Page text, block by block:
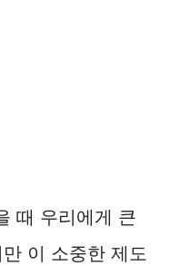
때 우리에게 큰
이 소중한 제도